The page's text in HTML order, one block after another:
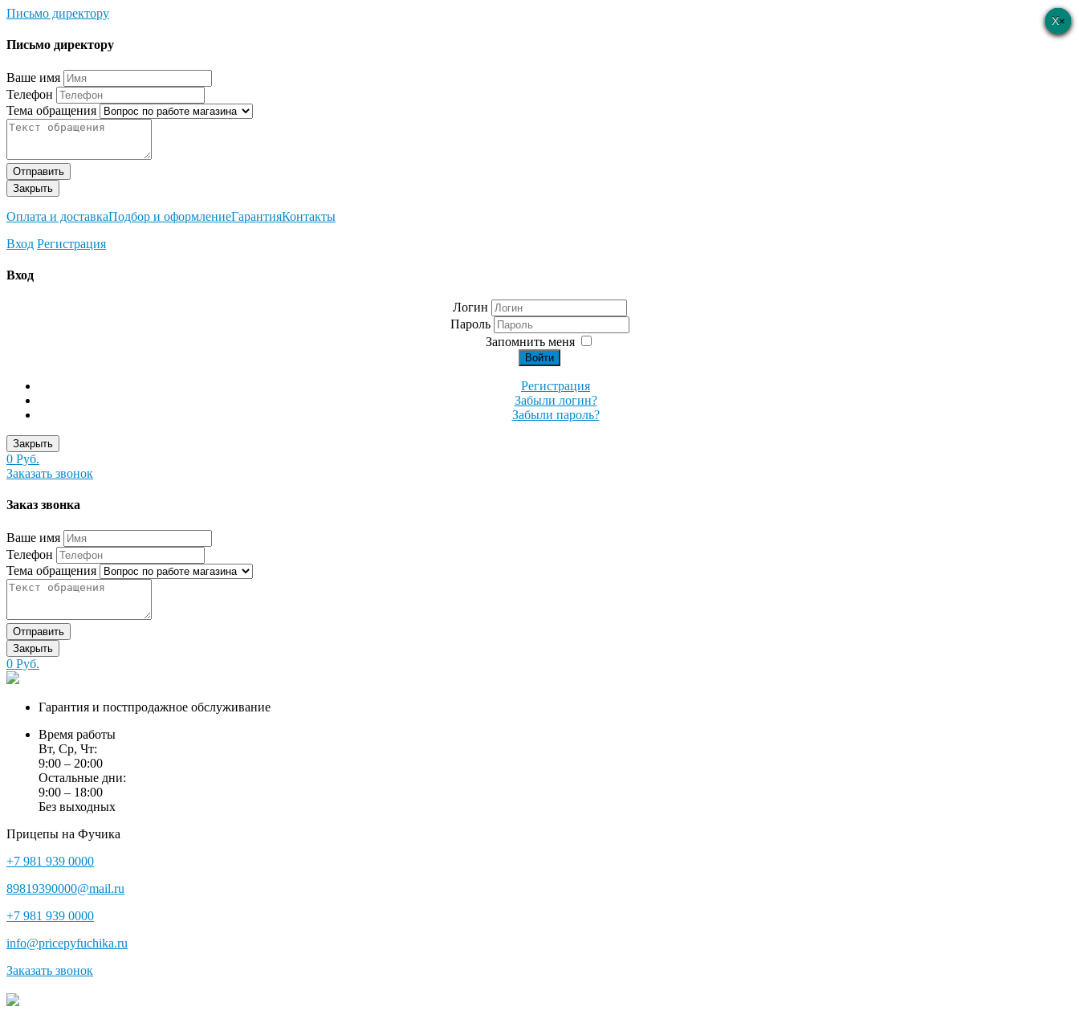
Письмо директору
×
Письмо директору
Ваше имя
Телефон
Тема обращения
Отправить
Закрыть
Оплата и доставкаПодбор и оформлениеГарантияКонтакты
Вход Регистрация
×
Вход
Логин
Пароль
Запомнить меня
Войти
Регистрация
Забыли логин?
Забыли пароль?
Закрыть
0 Руб.
Заказать звонок
×
Заказ звонка
Ваше имя
Телефон
Тема обращения
Отправить
Закрыть
0 Руб.
Гарантия и постпродажное обслуживание
Время работы
Вт, Ср, Чт:
9:00 – 20:00
Остальные дни:
9:00 – 18:00
Без выходных
Прицепы на Фучика
+7 981 939 0000
89819390000@mail.ru
+7 981 939 0000
info@pricepyfuchika.ru
Заказать звонок
×
×